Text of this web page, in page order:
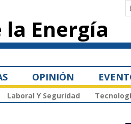
la Energía
OPINIÓN
Laboral Y Seguridad